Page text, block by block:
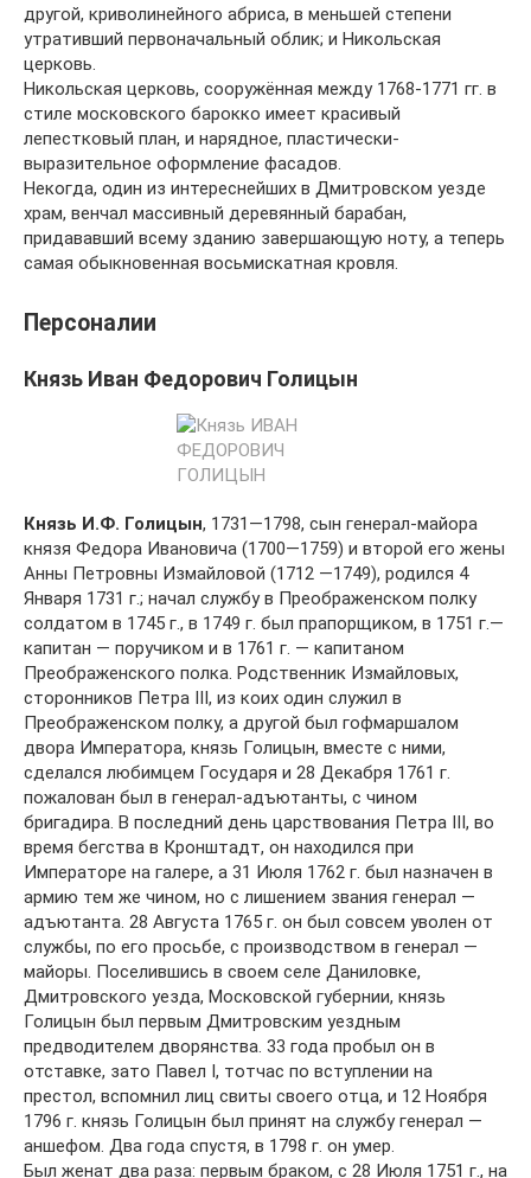
другой, криволинейного абриса, в меньшей степени
утративший первоначальный облик; и Никольская
церковь.
Никольская церковь, сооружённая между 1768-1771 гг. в
стиле московского барокко имеет красивый
лепестковый план, и нарядное, пластически-
выразительное оформление фасадов.
Некогда, один из интереснейших в Дмитровском уезде
храм, венчал массивный деревянный барабан,
придававший всему зданию завершающую ноту, а теперь
самая обыкновенная восьмискатная кровля.
Персоналии
Князь Иван Федорович Голицын
Князь И.Ф. Голицын, 1731—1798, сын генерал-майора
князя Федора Ивановича (1700—1759) и второй его жены
Анны Петровны Измайловой (1712 —1749), родился 4
Января 1731 г.; начал службу в Преображенском полку
солдатом в 1745 г., в 1749 г. был прапорщиком, в 1751 г.—
капитан — поручиком и в 1761 г. — капитаном
Преображенского полка. Родственник Измайловых,
сторонников Петра III, из коих один служил в
Преображенском полку, а другой был гофмаршалом
двора Императора, князь Голицын, вместе с ними,
сделался любимцем Государя и 28 Декабря 1761 г.
пожалован был в генерал-адъютанты, с чином
бригадира. В последний день царствования Петра III, во
время бегства в Кронштадт, он находился при
Императоре на галере, а 31 Июля 1762 г. был назначен в
армию тем же чином, но с лишением звания генерал —
адъютанта. 28 Августа 1765 г. он был совсем уволен от
службы, по его просьбе, с производством в генерал —
майоры. Поселившись в своем селе Даниловке,
Дмитровского уезда, Московской губернии, князь
Голицын был первым Дмитровским уездным
предводителем дворянства. 33 года пробыл он в
отставке, зато Павел I, тотчас по вступлении на
престол, вспомнил лиц свиты своего отца, и 12 Ноября
1796 г. князь Голицын был принят на службу генерал —
аншефом. Два года спустя, в 1798 г. он умер.
Был женат два раза: первым браком, с 28 Июля 1751 г., на